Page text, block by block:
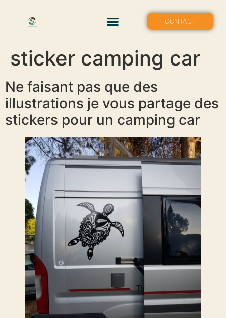
CONTACT
sticker camping car
Ne faisant pas que des
illustrations je vous partage des
stickers pour un camping car